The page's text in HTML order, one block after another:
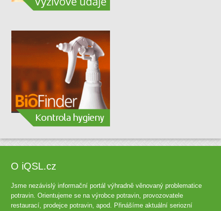
O iQSL.cz
Jsme nezávislý informační portál výhradně věnovaný problematice
potravin. Orientujeme se na výrobce potravin, provozovatele
restaurací, prodejce potravin, apod. Přinášíme aktuální seriozní